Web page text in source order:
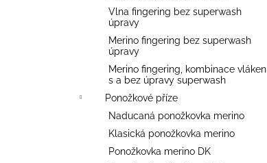
Vlna fingering bez superwash
úpravy
Merino fingering bez superwash
úpravy
Merino fingering, kombinace vláken
s a bez úpravy superwash
Ponožkové příze
Naducaná ponožkovka merino
Klasická ponožkovka merino
Ponožkovka merino DK